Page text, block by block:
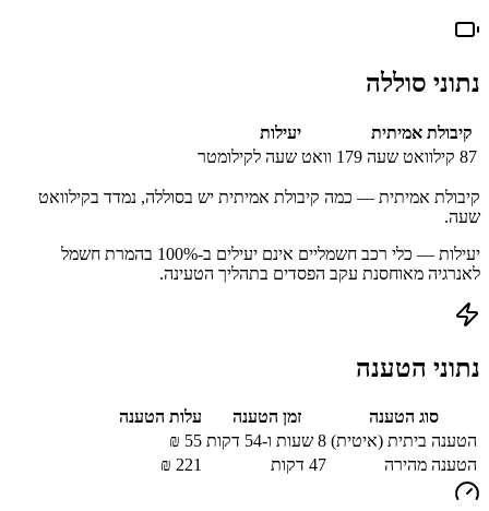
נתוני סוללה
קיבולת אמיתית
יעילות
87 קילוואט שעה 179 וואט שעה לקילומטר
קיבולת אמיתית — כמה קיבולת אמיתית יש בסוללה, נמדד בקילוואט
שעה.
יעילות — כלי רכב חשמליים אינם יעילים ב-100% בהמרת חשמל
לאנרגיה מאוחסנת עקב הפסדים בתהליך הטעינה.
נתוני הטענה
סוג הטענה זמן הטענה
עלות הטענה
הטענה ביתית (איטית) 8 שעות ו-54 דקות 55
₪
הטענה מהירה
47 דקות 221
₪